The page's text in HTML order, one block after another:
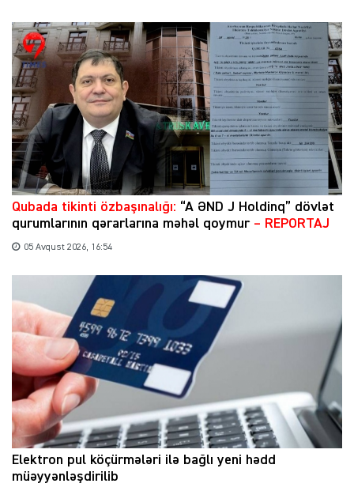
Qubada tikinti özbaşınalığı: “A ƏND J Holdinq” dövlət
qurumlarının qərarlarına məhəl qoymur – REPORTAJ
05 Avqust 2026, 16:54
Elektron pul köçürmələri ilə bağlı yeni hədd
müəyyənləşdirilib